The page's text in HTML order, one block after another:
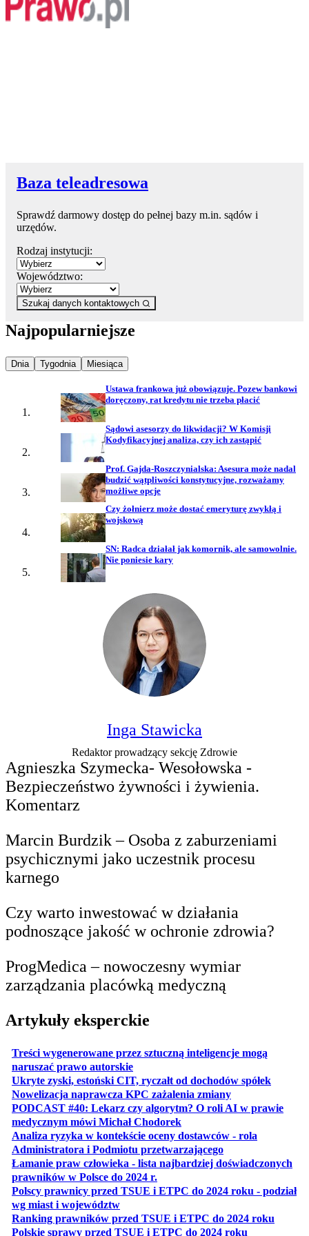
Baza teleadresowa
Sprawdź darmowy dostęp do pełnej bazy m.in. sądów i
urzędów.
Rodzaj instytucji:
Województwo:
Szukaj danych kontaktowych
Najpopularniejsze
Najpopularniejsze wiadomości z
Dnia Najpopularniejsze wiadomości z
Tygodnia Najpopularniejsze wiadomości z
Miesiąca
Ustawa frankowa już obowiązuje. Pozew bankowi
doręczony, rat kredytu nie trzeba płacić
Sądowi asesorzy do likwidacji? W Komisji
Kodyfikacyjnej analiza, czy ich zastąpić
Prof. Gajda-Roszczynialska: Asesura może nadal
budzić wątpliwości konstytucyjne, rozważamy
możliwe opcje
Czy żołnierz może dostać emeryturę zwykłą i
wojskową
SN: Radca działał jak komornik, ale samowolnie.
Nie poniesie kary
Inga Stawicka
Redaktor prowadzący sekcję Zdrowie
Agnieszka Szymecka- Wesołowska -
Bezpieczeństwo żywności i żywienia.
Komentarz
Marcin Burdzik – Osoba z zaburzeniami
psychicznymi jako uczestnik procesu
karnego
Czy warto inwestować w działania
podnoszące jakość w ochronie zdrowia?
ProgMedica – nowoczesny wymiar
zarządzania placówką medyczną
Artykuły eksperckie
Treści wygenerowane przez sztuczną inteligencje mogą
naruszać prawo autorskieotwiera się w nowej karcie
Ukryte zyski, estoński CIT, ryczałt od dochodów spółekotwiera
Nowelizacja naprawcza KPC zażalenia zmianyotwiera się w
PODCAST #40: Lekarz czy algorytm? O roli AI w prawie
medycznym mówi Michał Chodorekotwiera się w nowej karcie
Analiza ryzyka w kontekście oceny dostawców - rola
Administratora i Podmiotu przetwarzającegootwiera się w
Łamanie praw człowieka - lista najbardziej doświadczonych
prawników w Polsce do 2024 r.
Polscy prawnicy przed TSUE i ETPC do 2024 roku - podział
wg miast i województwotwiera się w nowej karcie
Ranking prawników przed TSUE i ETPC do 2024 roku
Polskie sprawy przed TSUE i ETPC do 2024 roku